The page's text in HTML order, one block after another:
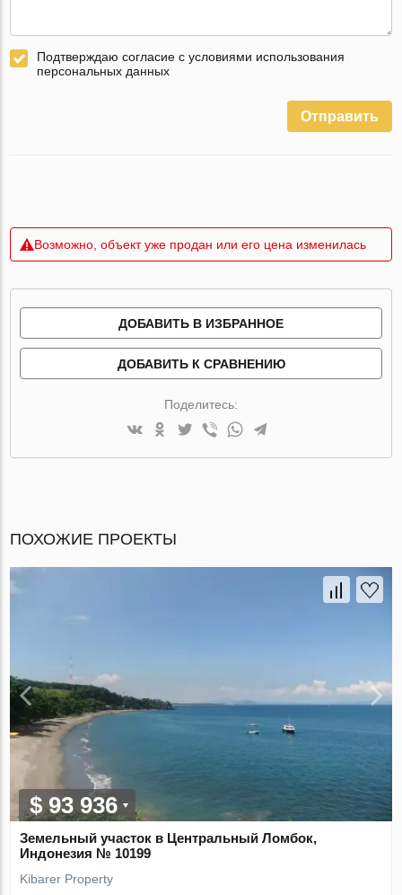
Подтверждаю согласие с условиями использования
персональных данных
Отправить
Возможно, объект уже продан или его цена изменилась
ДОБАВИТЬ В ИЗБРАННОЕ
ДОБАВИТЬ К СРАВНЕНИЮ
Поделитесь:
ПОХОЖИЕ ПРОЕКТЫ
$ 93 936
Земельный участок в Центральный Ломбок,
Индонезия № 10199
Kibarer Property